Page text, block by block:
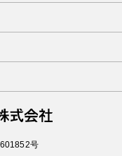
号